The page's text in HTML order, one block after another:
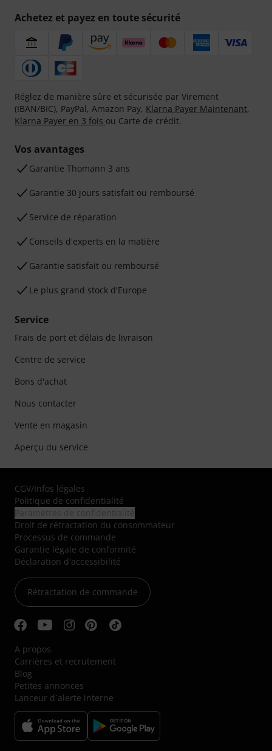
Achetez et payez en toute sécurité
Réglez de manière sûre et sécurisée par Virement
(IBAN/BIC), PayPal, Amazon Pay, Klarna Payer Maintenant,
Klarna Payer en 3 fois ou Carte de crédit.
Vos avantages
Ga­ran­tie Thomann 3 ans
Garantie 30 jours satisfait ou remboursé
Service de réparation
Conseils d'experts en la matière
Garantie satisfait ou remboursé
Le plus grand stock d'Europe
Service
Frais de port et délais de livraison
Centre de service
Bons d'achat
Nous contacter
Vente en magasin
Aperçu du service
CGV/Infos légales
Politique de confidentialité
Droit de rétractation du consommateur
Processus de commande
Garantie légale de conformité
Déclaration d'accessibilité
Rétractation de commande
A propos
Carrières et recrutement
Blog
Petites annonces
Lanceur d´alerte interne